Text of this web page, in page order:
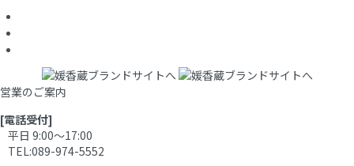
営業のご案内
[電話受付]
平日 9:00～17:00
TEL:089-974-5552